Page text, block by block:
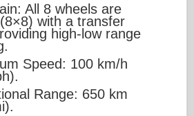
All 8 wheels are
with a transfer
high-low range
Speed: 100 km/h
Range: 650 km